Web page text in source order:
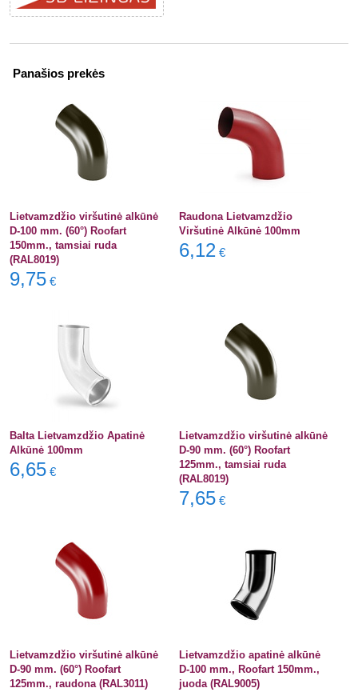
Panašios prekės
Lietvamzdžio viršutinė alkūnė
D-100 mm. (60°) Roofart
150mm., tamsiai ruda
(RAL8019)
9,75 €
Raudona Lietvamzdžio
Viršutinė Alkūnė 100mm
6,12 €
Balta Lietvamzdžio Apatinė
Alkūnė 100mm
6,65 €
Lietvamzdžio viršutinė alkūnė
D-90 mm. (60°) Roofart
125mm., tamsiai ruda
(RAL8019)
7,65 €
Lietvamzdžio viršutinė alkūnė
D-90 mm. (60°) Roofart
125mm., raudona (RAL3011)
Lietvamzdžio apatinė alkūnė
D-100 mm., Roofart 150mm.,
juoda (RAL9005)